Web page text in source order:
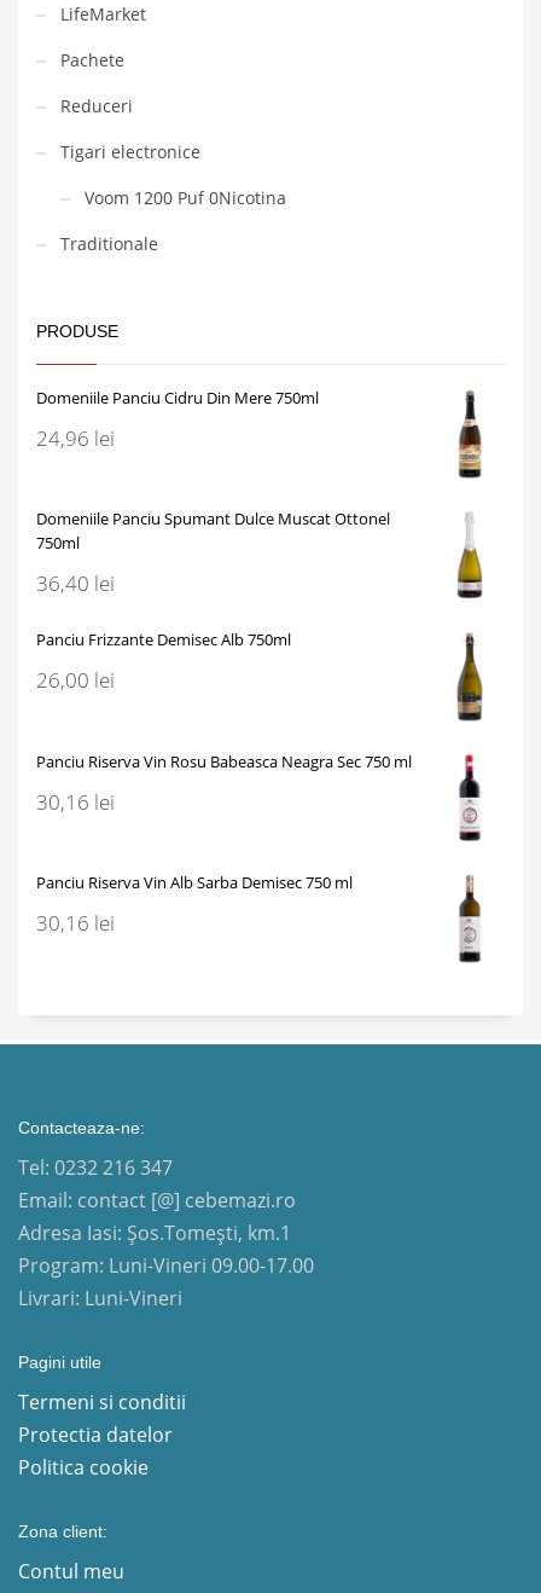
LifeMarket
Pachete
Reduceri
Tigari electronice
Voom 1200 Puf 0Nicotina
Traditionale
PRODUSE
Domeniile Panciu Cidru Din Mere 750ml
24,96 lei
Domeniile Panciu Spumant Dulce Muscat Ottonel
750ml
36,40 lei
Panciu Frizzante Demisec Alb 750ml
26,00 lei
Panciu Riserva Vin Rosu Babeasca Neagra Sec 750 ml
30,16 lei
Panciu Riserva Vin Alb Sarba Demisec 750 ml
30,16 lei
Contacteaza-ne:
Tel: 0232 216 347
Email: contact [@] cebemazi.ro
Adresa Iasi: Șos.Tomești, km.1
Program: Luni-Vineri 09.00-17.00
Livrari: Luni-Vineri
Pagini utile
Termeni si conditii
Protectia datelor
Politica cookie
Zona client:
Contul meu